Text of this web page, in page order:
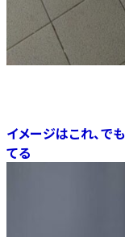
イメージはこれ、で
てる